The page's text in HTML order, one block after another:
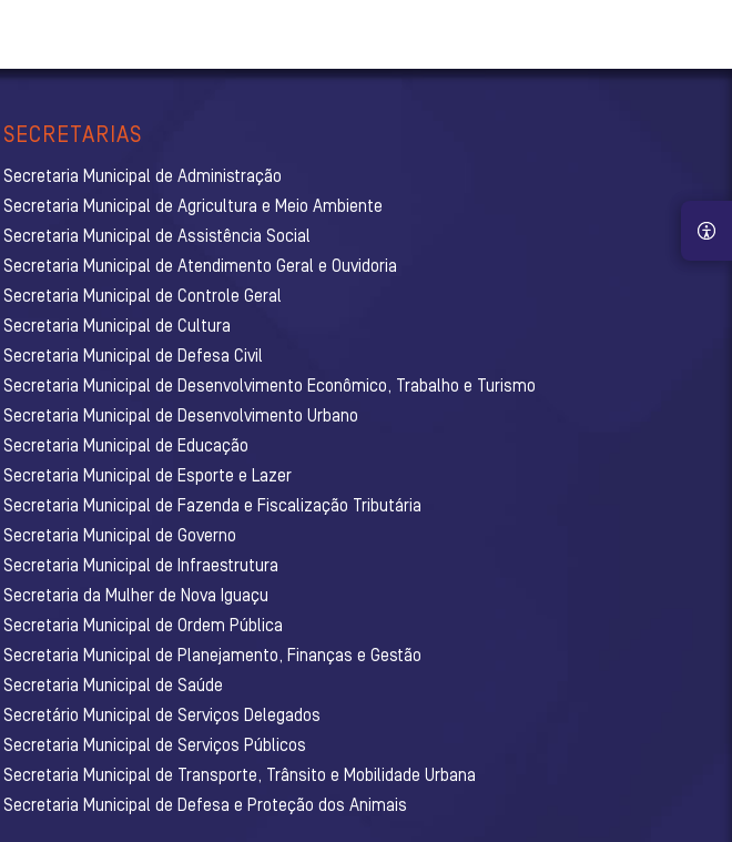
SECRETARIAS
Secretaria Municipal de Administração
Secretaria Municipal de Agricultura e Meio Ambiente
Secretaria Municipal de Assistência Social
Secretaria Municipal de Atendimento Geral e Ouvidoria
Secretaria Municipal de Controle Geral
Secretaria Municipal de Cultura
Secretaria Municipal de Defesa Civil
Secretaria Municipal de Desenvolvimento Econômico, Trabalho e Turismo
Secretaria Municipal de Desenvolvimento Urbano
Secretaria Municipal de Educação
Secretaria Municipal de Esporte e Lazer
Secretaria Municipal de Fazenda e Fiscalização Tributária
Secretaria Municipal de Governo
Secretaria Municipal de Infraestrutura
Secretaria da Mulher de Nova Iguaçu
Secretaria Municipal de Ordem Pública
Secretaria Municipal de Planejamento, Finanças e Gestão
Secretaria Municipal de Saúde
Secretário Municipal de Serviços Delegados
Secretaria Municipal de Serviços Públicos
Secretaria Municipal de Transporte, Trânsito e Mobilidade Urbana
Secretaria Municipal de Defesa e Proteção dos Animais